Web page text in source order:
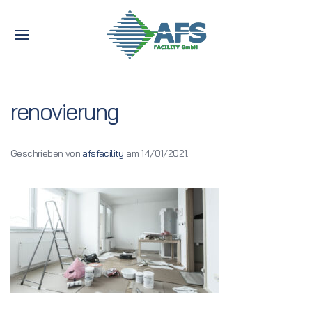
renovierung
Geschrieben von afsfacility am14/01/2021.